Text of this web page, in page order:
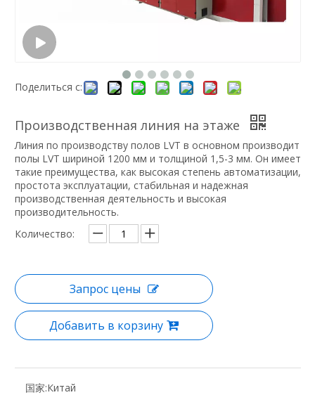
Поделиться с:
Производственная линия на этаже
Линия по производству полов LVT в основном производит
полы LVT шириной 1200 мм и толщиной 1,5-3 мм. Он имеет
такие преимущества, как высокая степень автоматизации,
простота эксплуатации, стабильная и надежная
производственная деятельность и высокая
производительность.
Количество:
Запрос цены
Добавить в корзину
国家:Китай